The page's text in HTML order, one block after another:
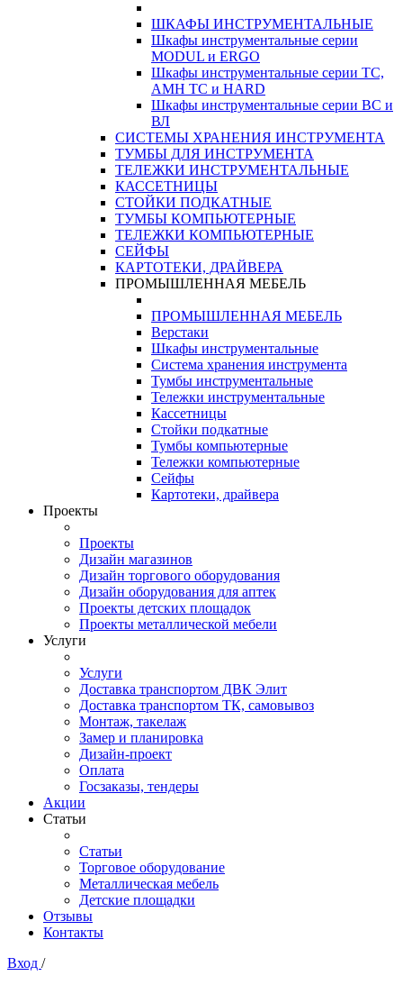
ШКАФЫ ИНСТРУМЕНТАЛЬНЫЕ
Шкафы инструментальные серии
MODUL и ERGO
Шкафы инструментальные серии ТС,
АМН ТС и HARD
Шкафы инструментальные серии ВС и
ВЛ
СИСТЕМЫ ХРАНЕНИЯ ИНСТРУМЕНТА
ТУМБЫ ДЛЯ ИНСТРУМЕНТА
ТЕЛЕЖКИ ИНСТРУМЕНТАЛЬНЫЕ
КАССЕТНИЦЫ
СТОЙКИ ПОДКАТНЫЕ
ТУМБЫ КОМПЬЮТЕРНЫЕ
ТЕЛЕЖКИ КОМПЬЮТЕРНЫЕ
СЕЙФЫ
КАРТОТЕКИ, ДРАЙВЕРА
ПРОМЫШЛЕННАЯ МЕБЕЛЬ
ПРОМЫШЛЕННАЯ МЕБЕЛЬ
Верстаки
Шкафы инструментальные
Система хранения инструмента
Тумбы инструментальные
Тележки инструментальные
Кассетницы
Стойки подкатные
Тумбы компьютерные
Тележки компьютерные
Сейфы
Картотеки, драйвера
Проекты
Проекты
Дизайн магазинов
Дизайн торгового оборудования
Дизайн оборудования для аптек
Проекты детских площадок
Проекты металлической мебели
Услуги
Услуги
Доставка транспортом ДВК Элит
Доставка транспортом ТК, самовывоз
Монтаж, такелаж
Замер и планировка
Дизайн-проект
Оплата
Госзаказы, тендеры
Акции
Статьи
Статьи
Торговое оборудование
Металлическая мебель
Детские площадки
Отзывы
Контакты
Вход /